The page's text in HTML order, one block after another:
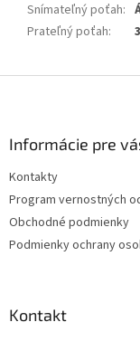
Snímateľný poťah:
Prateľný poťah:
Informácie pre
Kontakty
Program vernostných
Obchodné podmienky
Podmienky ochrany
Kontakt